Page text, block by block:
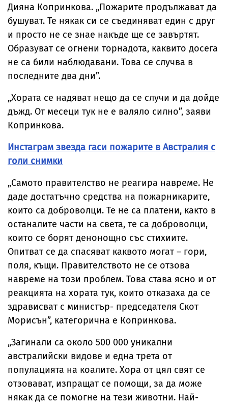
Дияна Копринкова. „Пожарите продължават да
бушуват. Те някак си се съединяват един с друг
и просто не се знае накъде ще се завъртят.
Образуват се огнени торнадота, каквито досега
не са били наблюдавани. Това се случва в
последните два дни”.
„Хората се надяват нещо да се случи и да дойде
дъжд. От месеци тук не е валяло силно”, заяви
Копринкова.
Инстаграм звезда гаси пожарите в Австралия с
голи снимки
„Самото правителство не реагира навреме. Не
даде достатъчно средства на пожарникарите,
които са доброволци. Те не са платени, както в
останалите части на света, те са доброволци,
които се борят денонощно със стихиите.
Опитват се да спасяват каквото могат – гори,
поля, къщи. Правителството не се отзова
навреме на този проблем. Това става ясно и от
реакцията на хората тук, които отказаха да се
здрависват с министър- председателя Скот
Морисън”, категорична е Копринкова.
„Загинали са около 500 000 уникални
австралийски видове и една трета от
популацията на коалите. Хора от цял свят се
отзовават, изпращат се помощи, за да може
някак да се помогне на тези животни. Най-